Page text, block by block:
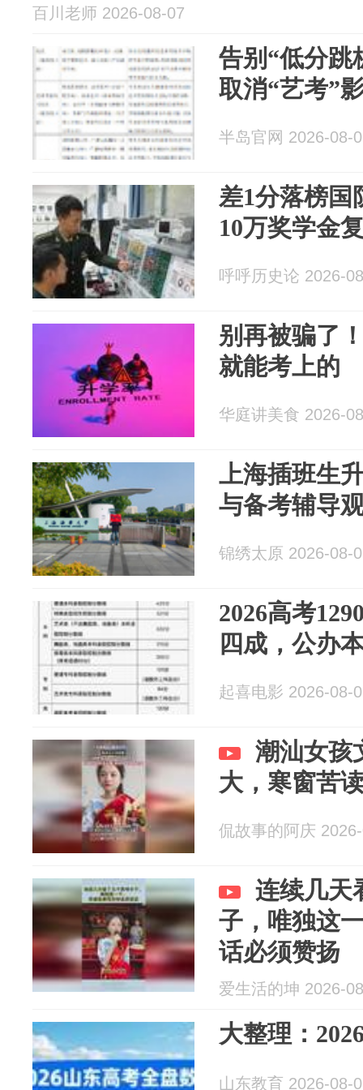
百川老师 2026-08-07
告别“低分跳
取消“艺考”
半岛官网 2026-08-
差1分落榜国
10万奖学金
呼呼历史论 2026-
别再被骗了
就能考上的
华庭讲美食 2026-
上海插班生
与备考辅导
锦绣太原 2026-08-
2026高考
四成，公办
起喜电影 2026-08-
潮汕女孩
大，寒窗苦
侃故事的阿庆
连续几天
子，唯独这
话必须赞扬
爱生活的坤 2026-
大整理：
山东教育 2026-08-